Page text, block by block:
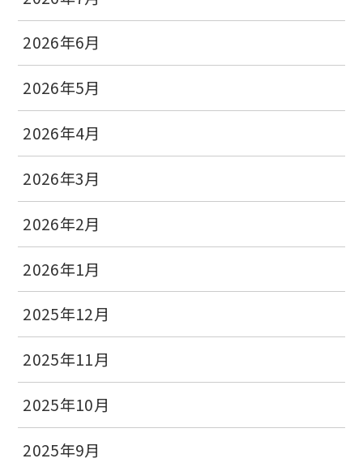
2026年6月
2026年5月
2026年4月
2026年3月
2026年2月
2026年1月
2025年12月
2025年11月
2025年10月
2025年9月